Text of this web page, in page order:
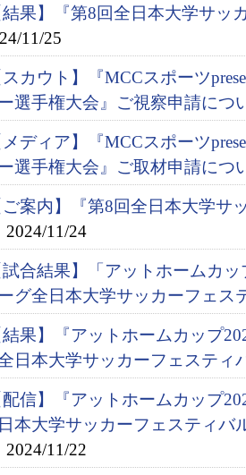
結果】『第8回全日本大学サッ
11/25
スカウト】『MCCスポーツ
選手権大会』ご視察申請につ
メディア】『MCCスポーツ
選手権大会』ご取材申請につ
ご案内】『第8回全日本大学サ
2024/11/24
試合結果】「アットホームカ
グ全日本大学サッカーフェス
結果】『アットホームカップ
日本大学サッカーフェスティ
配信】『アットホームカップ
本大学サッカーフェスティバ
2024/11/22